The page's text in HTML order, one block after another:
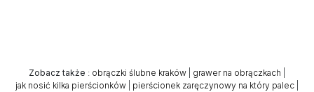
Zobacz także : obrączki ślubne kraków grawer na obrączkach
jak nosić kilka pierścionków
pierścionek zaręczynowy na który palec